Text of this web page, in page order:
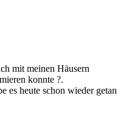
mit meinen Häusern
konnte ?.
es heute schon wieder getan